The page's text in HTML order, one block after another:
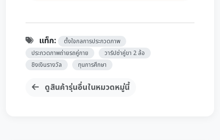
แท็ก:
ตั้งใจกลการประกวดภาพ
ประกวดภาพถ่ายรถคู่กาย
วาร์ปซ่าคู่ขา 2 ล้อ
ชิงเงินรางวัล
ทุนการศึกษา
ดูสินค้ารุ่นอื่นในหมวดหมู่นี้